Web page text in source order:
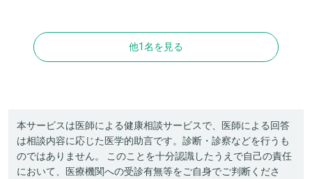
他1名を見る
本サービスは医師による健康相談サービスで、医師による回答
は相談内容に応じた医学的助言です。診断・診察などを行うも
のではありません。 このことを十分認識したうえで自己の責任
において、医療機関への受診有無等をご自身でご判断くださ